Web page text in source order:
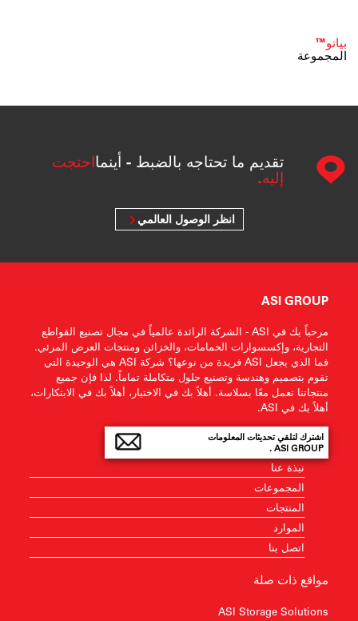
بياتو™
المجموعة
تقديم ما تحتاجه بالضبط - أينمااحتجت
إليه.
انظر الوصول العالمي
ASI GROUP
مرحباً بك في ASI - الشركة الرائدة عالمياً في مجال تصنيع القواطع
التجارية، وإكسسوارات الحمامات، والخزائن ومنتجات العرض المرئي.
فما الذي يجعل ASI فريدة من نوعها؟ شركة ASI هي الوحيدة التي
تقوم بتصميم وهندسة وتصنيع حلول متكاملة تماماً. لذا فإن جميع
منتجاتنا تعمل معًا بسلاسة. أهلاً بك في الاختيار، أهلاً بك في الابتكارات،
أهلاً بك في ASI.
اشترك لتلقي تحديثات المعلومات
ASI GROUP .
نبذة عنا
المجموعات
المنتجات
الموارد
اتصل بنا
مواقع ذات صلة
ASI Storage Solutions